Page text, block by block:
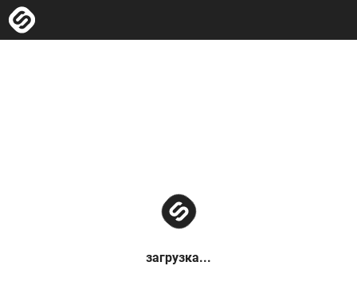
загрузка...